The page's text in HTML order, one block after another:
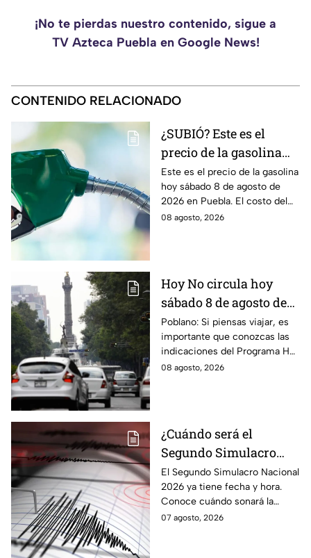
¡No te pierdas nuestro contenido, sigue a
TV Azteca Puebla en Google News!
CONTENIDO RELACIONADO
¿SUBIÓ? Este es el
precio de la gasolina
Puebla hoy sábado 8 de
agosto de 2026
Este es el precio de la gasolina
hoy sábado 8 de agosto de
2026 en Puebla. El costo del
combustible cambia todos los
08 agosto, 2026
Hoy No circula hoy
sábado 8 de agosto de
2026: ¿Qué autos no
transitan en la CDMX y
EdoMex?
Poblano: Si piensas viajar, es
importante que conozcas las
indicaciones del Programa Hoy
No Circula HOY sábado 8 de
08 agosto, 2026
¿Cuándo será el
Segundo Simulacro
Nacional 2026? A esta
hora sonará la alerta
sísmica
El Segundo Simulacro Nacional
2026 ya tiene fecha y hora.
Conoce cuándo sonará la
alerta sísmica y qué ocurrirá
07 agosto, 2026